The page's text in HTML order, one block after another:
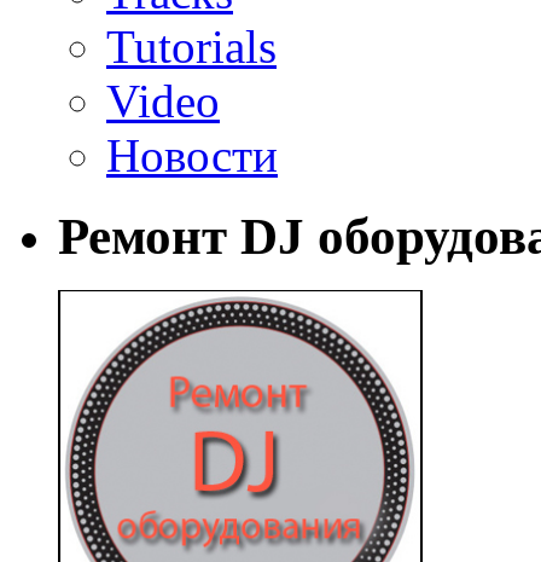
Tutorials
Video
Новости
Ремонт DJ